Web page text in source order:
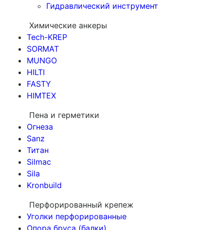
Гидравлический инструмент
Химические анкеры
Tech-KREP
SORMAT
MUNGO
HILTI
FASTY
HIMTEX
Пена и герметики
Огнеза
Sanz
Титан
Silmac
Sila
Kronbuild
Перфорированный крепеж
Уголки перфорированные